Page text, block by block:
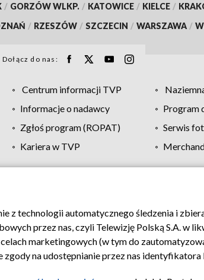
/ GORZÓW WLKP. / KATOWICE / KIELCE /
/ RZESZÓW / SZCZECIN / WARSZAWA /
Dołącz do nas:
Centrum informacji TVP
Informacje o nadawcy
Program
Zgłoś program (ROPAT)
Serwis
Kariera w TVP
Moje zgody Pomoc Biuro
z technologii automatycznego śledzenia i
przez nas, czyli Telewizję Polską S.A. w
celach marketingowych (w tym do
na udostępnianie przez nas identyfikatora